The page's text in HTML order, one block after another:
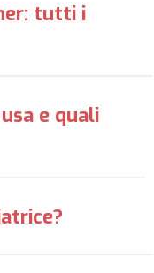
tutti i
e quali